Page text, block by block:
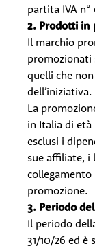
partita IVA
2. Prodotti in
Il marchio
promozionati
quelli che
dell’iniziativa.
La
in Italia di età
esclusi i
sue affiliate, i
collegamento
promozione.
3. Periodo
Il periodo
31/10/26 ed è